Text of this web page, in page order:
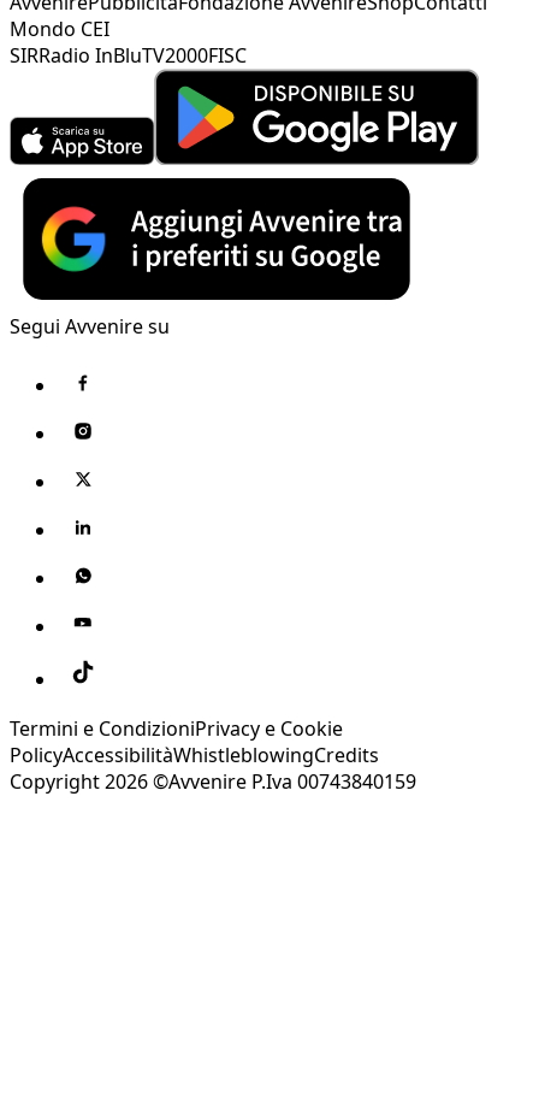
Mondo CEI
SIRRadio InBluTV2000FISC
Segui Avvenire su
Termini e CondizioniPrivacy e Cookie
PolicyAccessibilitàWhistleblowingCredits
Copyright 2026 ©Avvenire P.Iva 00743840159